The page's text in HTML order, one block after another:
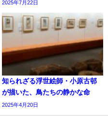
2025年7月22日
知られざる浮世絵師・小原古邨
が描いた、鳥たちの静かな命
2025年4月20日